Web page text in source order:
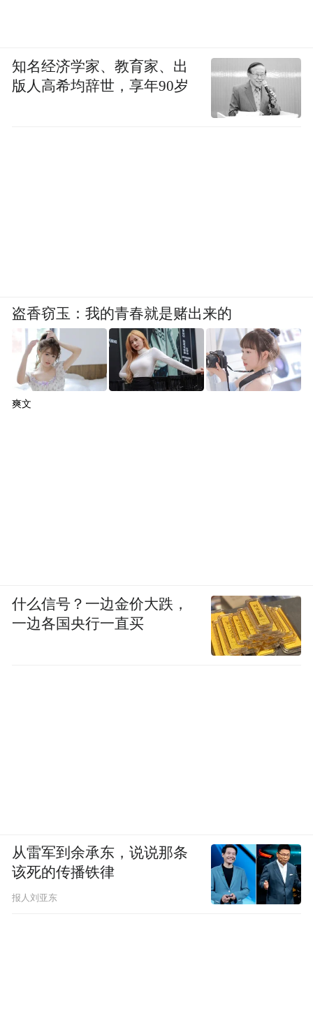
知名经济学家、教育家、出
版人高希均辞世，享年90岁
盗香窃玉：我的青春就是赌出来的
爽文
什么信号？一边金价大跌，
一边各国央行一直买
从雷军到余承东，说说那条
该死的传播铁律
报人刘亚东